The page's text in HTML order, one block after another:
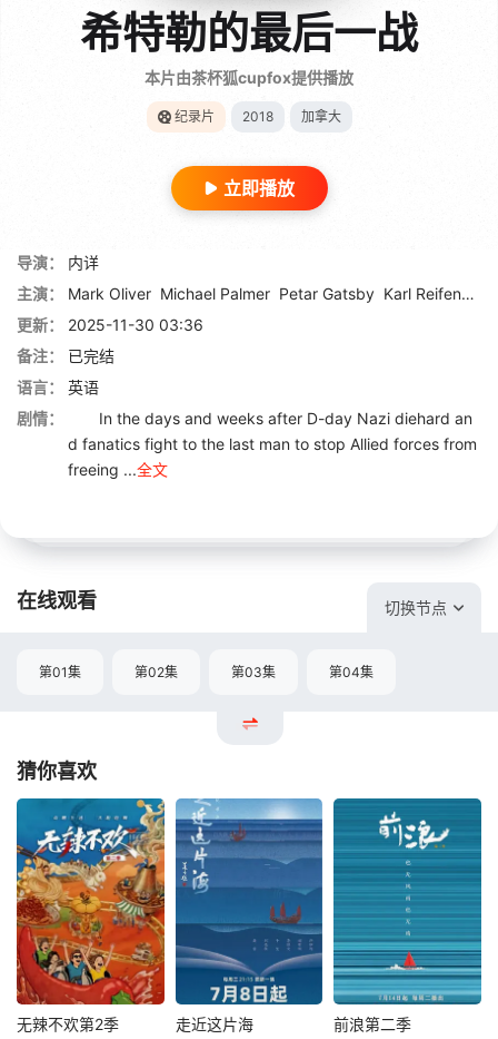
希特勒的最后一战
本片由茶杯狐cupfox提供播放
纪录片 2018 加拿大
立即播放
导演：
内详
主演：
Mark Oliver Michael Palmer Petar Gatsby Karl Reifenstein
更新：
2025-11-30 03:36
备注：
已完结
语言：
英语
剧情：
In the days and weeks after D-day Nazi diehard an
d fanatics fight to the last man to stop Allied forces from
freeing ...全文
在线观看 切换节点
第01集 第02集 第03集 第04集
猜你喜欢
无辣不欢第2季 走近这片海 前浪第二季